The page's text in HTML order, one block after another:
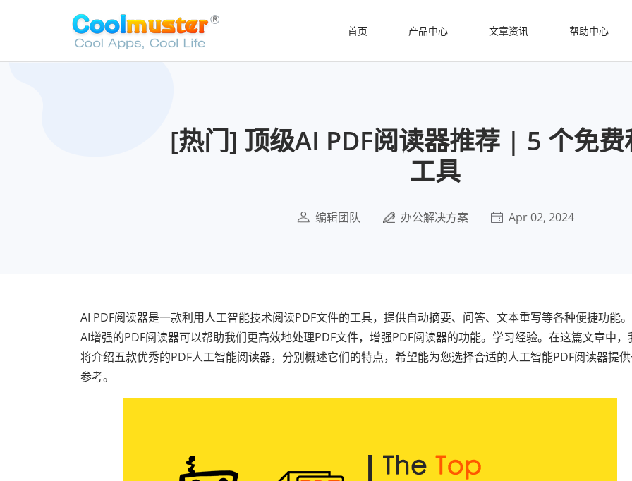
首页 产品中心 文章资讯 帮助中心
[热门] 顶级AI PDF阅读器推荐 | 5 个免费
工具
编辑团队 办公解决方案 Apr 02, 2024
AI PDF阅读器是一款利用人工智能技术阅读PDF文件的工具，提供自动摘要、问答、文本重写等各种便捷功能
AI增强的PDF阅读器可以帮助我们更高效地处理PDF文件，增强PDF阅读器的功能。学习经验。在这篇文章中，
将介绍五款优秀的PDF人工智能阅读器，分别概述它们的特点，希望能为您选择合适的人工智能PDF阅读器提
参考。